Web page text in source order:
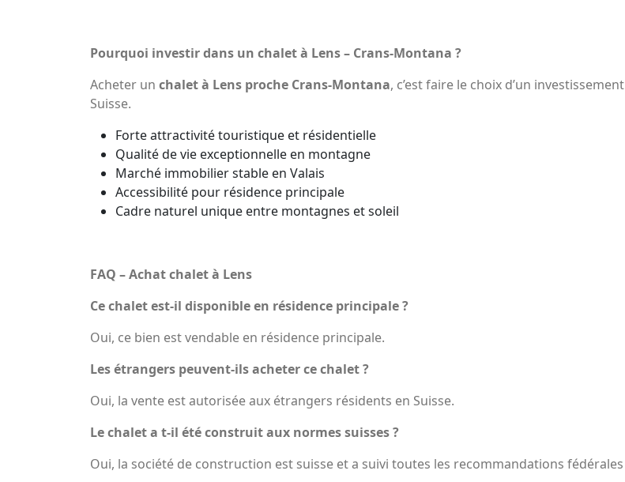
Pourquoi investir dans un chalet à Lens – Crans-Montana ?
Acheter un chalet à Lens proche Crans-Montana, c’est faire le choix d’un
Suisse.
Forte attractivité touristique et résidentielle
Qualité de vie exceptionnelle en montagne
Marché immobilier stable en Valais
Accessibilité pour résidence principale
Cadre naturel unique entre montagnes et soleil
FAQ – Achat chalet à Lens
Ce chalet est-il disponible en résidence principale ?
Oui, ce bien est vendable en résidence principale.
Les étrangers peuvent-ils acheter ce chalet ?
Oui, la vente est autorisée aux étrangers résidents en Suisse.
Le chalet a t-il été construit aux normes suisses ?
Oui, la société de construction est suisse et a suivi toutes les recommandations